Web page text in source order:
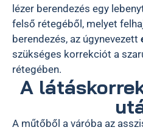
lézer berendezés egy
felső rétegéből, melyet
berendezés, az úgynevezett
szükséges korrekciót a
rétegében.
A
A műtőből a váróba az